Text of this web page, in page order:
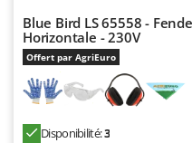
Stocker
Sunseeker
Blue Bird LS 65558 -
Horizontale - 230V
Offert par AgriEuro
Disponibilité:3